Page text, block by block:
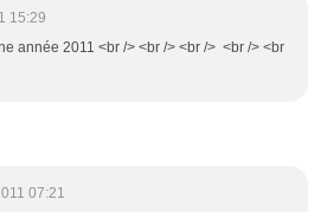
15:29
année 2011 <br /> <br /> <br /> <br /> <br
07:21